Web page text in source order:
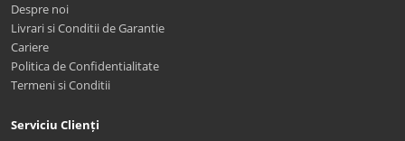
Despre noi
Livrari si Conditii de Garantie
Cariere
Politica de Confidentialitate
Termeni si Conditii
Serviciu Clienți